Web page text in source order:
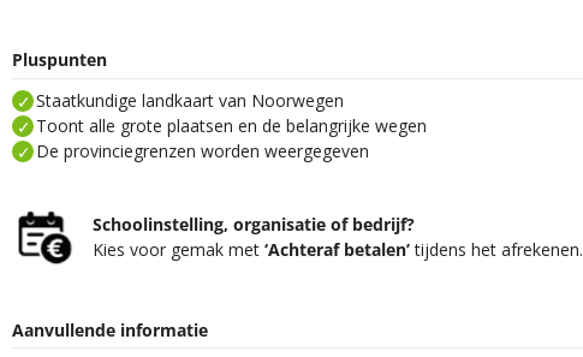
Pluspunten
Staatkundige landkaart van Noorwegen
Toont alle grote plaatsen en de belangrijke wegen
De provinciegrenzen worden weergegeven
Schoolinstelling, organisatie of bedrijf?
Kies voor gemak met‘Achteraf betalen’tijdens het afrekenen.
Aanvullende informatie